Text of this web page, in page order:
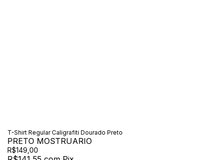
T-Shirt Regular Caligrafiti Dourado Preto
PRETO MOSTRUARIO
R$149,00